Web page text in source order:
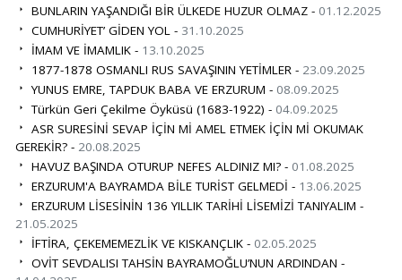
BUNLARIN YAŞANDIĞI BİR ÜLKEDE HUZUR OLMAZ - 01.12.2025
CUMHURİYET’ GİDEN YOL - 31.10.2025
İMAM VE İMAMLIK - 13.10.2025
1877-1878 OSMANLI RUS SAVAŞININ YETİMLER - 23.09.2025
YUNUS EMRE, TAPDUK BABA VE ERZURUM - 08.09.2025
Türkün Geri Çekilme Öyküsü (1683-1922) - 04.09.2025
ASR SURESİNİ SEVAP İÇİN Mİ AMEL ETMEK İÇİN Mİ OKUMAK
GEREKİR? - 20.08.2025
HAVUZ BAŞINDA OTURUP NEFES ALDINIZ MI? - 01.08.2025
ERZURUM'A BAYRAMDA BİLE TURİST GELMEDİ - 13.06.2025
ERZURUM LİSESİNİN 136 YILLIK TARİHİ LİSEMİZİ TANIYALIM -
21.05.2025
İFTİRA, ÇEKEMEMEZLİK VE KISKANÇLIK - 02.05.2025
OVİT SEVDALISI TAHSİN BAYRAMOĞLU’NUN ARDINDAN -